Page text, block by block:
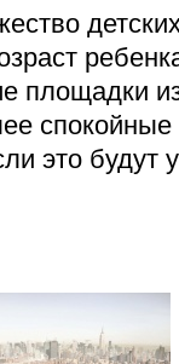
площадки
это будут